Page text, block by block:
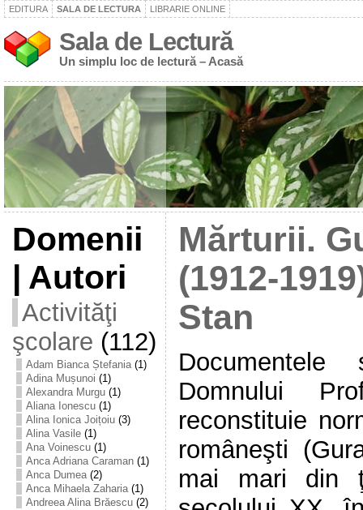
EDITURA SALA DE LECTURA LIBRARIE ONLINE
Sala de Lectură
Un simplu loc de lectură – Acasă
Domenii
| Autori
Activităţi
şcolare (112)
Adam Bianca Ștefania(1)
Adina Mușunoi (1)
Alexandra Murgu(1)
Aliana Ionescu(1)
Alina Ionica Joițoiu(3)
Alina Vasile(1)
Ana Voinescu(1)
Anca Adriana Caraman(1)
Anca Dumea(2)
Anca Mihaela Zaharia(1)
Andreea Alina Brăescu(2)
Mărturii.
(1912-
Stan
Domnului
reconstituie
româneşti
mai mari din